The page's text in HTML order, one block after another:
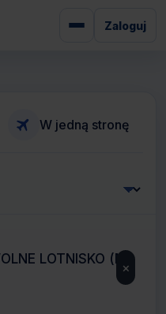
Zaloguj
W jedną stronę
×